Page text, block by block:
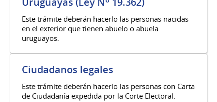
Este trámite deberán hacerlo las personas nacidas
en el exterior que tienen abuelo o abuela
uruguayos.
Ciudadanos legales
Este trámite deberán hacerlo las personas con Carta
de Ciudadanía expedida por la Corte Electoral.